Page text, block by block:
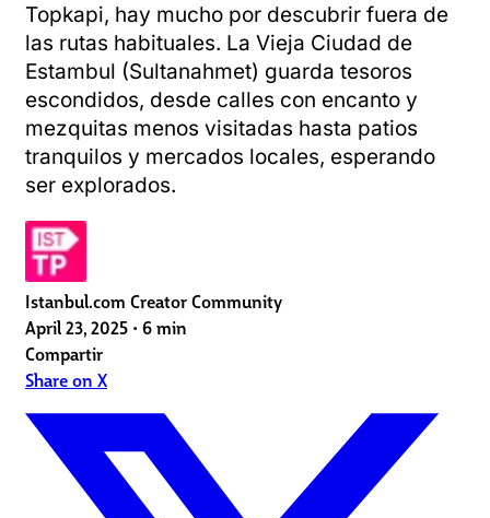
Topkapi, hay mucho por descubrir fuera de
las rutas habituales. La Vieja Ciudad de
Estambul (Sultanahmet) guarda tesoros
escondidos, desde calles con encanto y
mezquitas menos visitadas hasta patios
tranquilos y mercados locales, esperando
ser explorados.
Istanbul.com Creator Community
April 23, 2025 • 6 min
Compartir
Share on X